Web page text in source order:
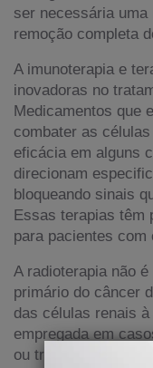
ser necessária
remoção completa
A imunoterapia e
inovadoras no
Medicamentos que
combater as
eficácia em alguns
direcionam
bloqueando sinais
Essas terapias têm
para pacientes
A radioterapia não
primário do câncer
das células renais
empregada em
ou tratar áreas